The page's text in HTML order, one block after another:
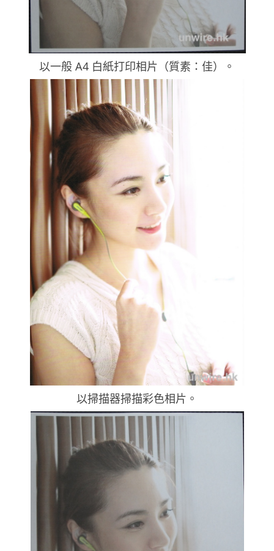
以一般 A4 白紙打印相片（質素：佳）。
以掃描器掃描彩色相片。